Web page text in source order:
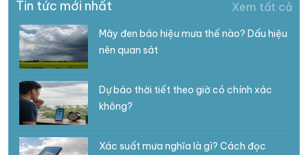
Tin tức mới nhất Xem tất cả
Mây đen báo hiệu mưa thế nào? Dấu hiệu
nên quan sát
Dự báo thời tiết theo giờ có chính xác
không?
Xác suất mưa nghĩa là gì? Cách đọc